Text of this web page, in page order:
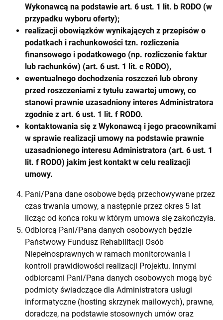
Wykonawcą na podstawie art. 6 ust. 1 lit. b RODO (w
przypadku wyboru oferty);
realizacji obowiązków wynikających z przepisów o
podatkach i rachunkowości tzn. rozliczenia
finansowego i podatkowego (np. rozliczenie faktur
lub rachunków) (art. 6 ust. 1 lit. c RODO),
ewentualnego dochodzenia roszczeń lub obrony
przed roszczeniami z tytułu zawartej umowy, co
stanowi prawnie uzasadniony interes Administratora
zgodnie z art. 6 ust. 1 lit. f RODO.
kontaktowania się z Wykonawcą i jego pracownikami
w sprawie realizacji umowy na podstawie prawnie
uzasadnionego interesu Administratora (art. 6 ust. 1
lit. f RODO) jakim jest kontakt w celu realizacji
umowy.
Pani/Pana dane osobowe będą przechowywane przez
czas trwania umowy, a następnie przez okres 5 lat
licząc od końca roku w którym umowa się zakończyła.
Odbiorcą Pani/Pana danych osobowych będzie
Państwowy Fundusz Rehabilitacji Osób
Niepełnosprawnych w ramach monitorowania i
kontroli prawidłowości realizacji Projektu. Innymi
odbiorcami Pani/Pana danych osobowych mogą być
podmioty świadczące dla Administratora usługi
informatyczne (hosting skrzynek mailowych), prawne,
doradcze, na podstawie stosownych umów oraz